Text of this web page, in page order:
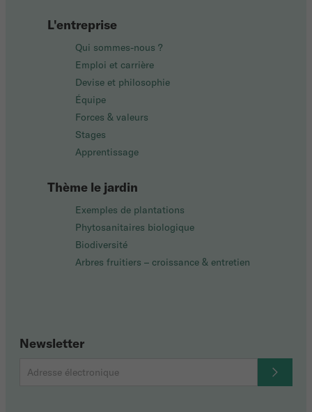
L'entreprise
Qui sommes-nous ?
Emploi et carrière
Devise et philosophie
Équipe
Forces & valeurs
Stages
Apprentissage
Thème le jardin
Exemples de plantations
Phytosanitaires biologique
Biodiversité
Arbres fruitiers – croissance & entretien
Newsletter